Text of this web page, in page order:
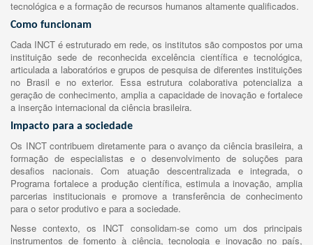
tecnológica e a formação de recursos humanos altamente qualificados.
Como funcionam
Cada INCT é estruturado em rede, os institutos são compostos por uma
instituição sede de reconhecida excelência científica e tecnológica,
articulada a laboratórios e grupos de pesquisa de diferentes instituições
no Brasil e no exterior. Essa estrutura colaborativa potencializa a
geração de conhecimento, amplia a capacidade de inovação e fortalece
a inserção internacional da ciência brasileira.
Impacto para a sociedade
Os INCT contribuem diretamente para o avanço da ciência brasileira, a
formação de especialistas e o desenvolvimento de soluções para
desafios nacionais. Com atuação descentralizada e integrada, o
Programa fortalece a produção científica, estimula a inovação, amplia
parcerias institucionais e promove a transferência de conhecimento
para o setor produtivo e para a sociedade.
Nesse contexto, os INCT consolidam-se como um dos principais
instrumentos de fomento à ciência, tecnologia e inovação no país,